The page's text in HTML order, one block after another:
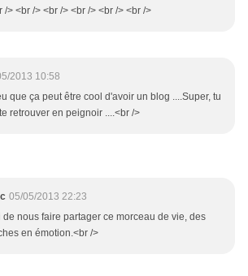
/> <br /> <br /> <br /> <br /> <br />
2013 10:58
que ça peut être cool d'avoir un blog ....Super, tu
retrouver en peignoir ....<br />
05/05/2013 22:23
de nous faire partager ce morceau de vie, des
en émotion.<br />